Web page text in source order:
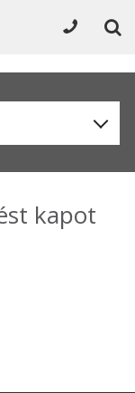
kapot